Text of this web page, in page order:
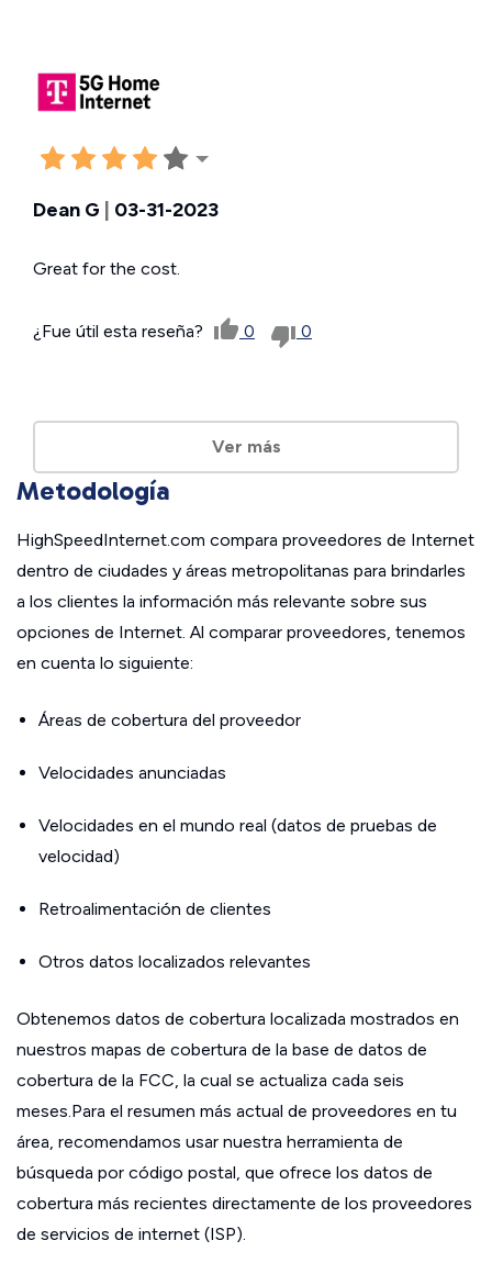
Dean G 03-31-2023
Great for the cost.
¿Fue útil esta reseña? 0 0
Ver más
Metodología
HighSpeedInternet.com compara proveedores de Internet
dentro de ciudades y áreas metropolitanas para brindarles
a los clientes la información más relevante sobre sus
opciones de Internet. Al comparar proveedores, tenemos
en cuenta lo siguiente:
Áreas de cobertura del proveedor
Velocidades anunciadas
Velocidades en el mundo real (datos de pruebas de
velocidad)
Retroalimentación de clientes
Otros datos localizados relevantes
Obtenemos datos de cobertura localizada mostrados en
nuestros mapas de cobertura de la base de datos de
cobertura de la FCC, la cual se actualiza cada seis
meses.Para el resumen más actual de proveedores en tu
área, recomendamos usar nuestra herramienta de
búsqueda por código postal, que ofrece los datos de
cobertura más recientes directamente de los proveedores
de servicios de internet (ISP).